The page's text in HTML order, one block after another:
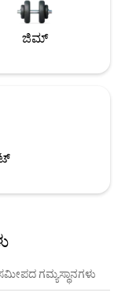
ಜಿಮ್
ಗಮ್ಯಸ್ಥಾನಗಳು